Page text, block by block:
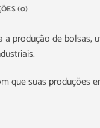
(0)
produção de
que suas produções